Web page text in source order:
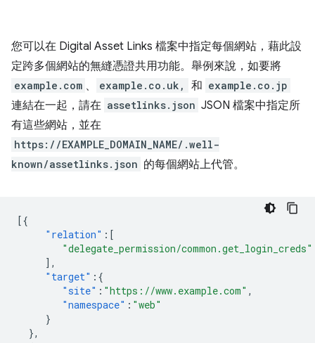
您可以在 Digital Asset Links 檔案中指定每個網站，藉此設
定跨多個網站的無縫憑證共用功能。舉例來說，如要將
example.com 、 example.co.uk, 和 example.co.jp
連結在一起，請在 assetlinks.json JSON 檔案中指定所
有這些網站，並在
https://EXAMPLE_DOMAIN_NAME/.well-
known/assetlinks.json 的每個網站上代管。
[{
"relation" :[
"delegate_permission/common.get_login_creds"
],
"target" :{
"site" : "https://www.example.com" ,
"namespace" : "web"
}
},